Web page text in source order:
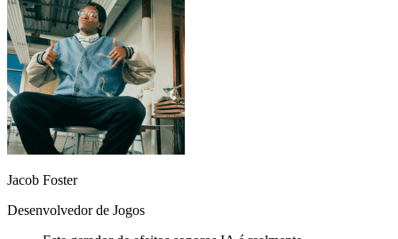
Jacob Foster
Desenvolvedor de Jogos